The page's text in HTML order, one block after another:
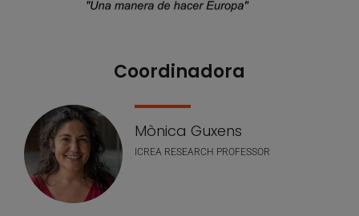
Coordinadora
Mònica Guxens
ICREA RESEARCH PROFESSOR